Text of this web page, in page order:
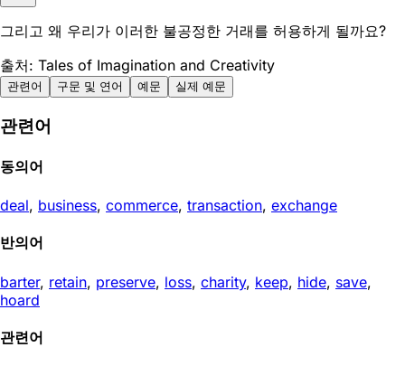
그리고 왜 우리가 이러한 불공정한 거래를 허용하게 될까요?
출처: Tales of Imagination and Creativity
관련어 구문 및 연어 예문 실제 예문
관련어
동의어
deal, business, commerce, transaction, exchange
반의어
barter, retain, preserve, loss, charity, keep, hide, save,
hoard
관련어